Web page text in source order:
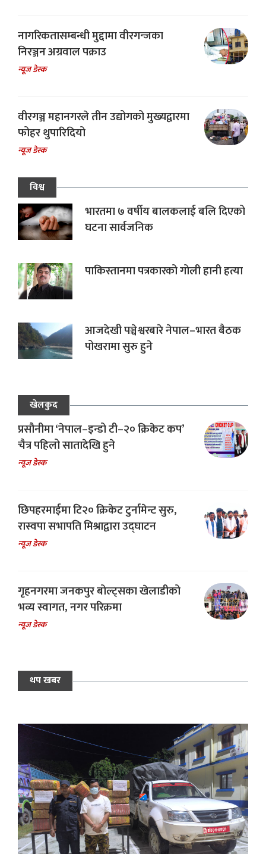
नागरिकतासम्बन्धी मुद्दामा वीरगन्जका
निरञ्जन अग्रवाल पक्राउ
न्यूज डेस्क
वीरगञ्ज महानगरले तीन उद्योगको मुख्यद्वारमा
फोहर थुपारिदियो
न्यूज डेस्क
विश्व
भारतमा ७ वर्षीय बालकलाई बलि दिएको
घटना सार्वजनिक
पाकिस्तानमा पत्रकारको गोली हानी हत्या
आजदेखी पञ्चेश्वरबारे नेपाल–भारत बैठक
पोखरामा सुरु हुने
खेलकुद
प्रसौनीमा ‘नेपाल–इन्डो टी–२० क्रिकेट कप’
चैत्र पहिलो सातादेखि हुने
न्यूज डेस्क
छिपहरमाईमा टि२० क्रिकेट टुर्नामेन्ट सुरु,
रास्वपा सभापति मिश्राद्वारा उद्घाटन
न्यूज डेस्क
गृहनगरमा जनकपुर बोल्ट्सका खेलाडीको
भव्य स्वागत, नगर परिक्रमा
न्यूज डेस्क
थप खबर